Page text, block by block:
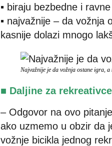
▪ biraju bezbedne i
▪ najvažnije – da vožnja
kasnije dolazi mnogo
Najvažnije je da vožnja ostane igra,
■ Daljine za
– Odgovor na ovo
ako uzmemo u obzir da
vožnje bicikla jednog